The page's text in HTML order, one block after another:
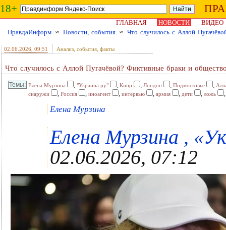
18+
ГЛАВНАЯ НОВОСТИ
ВИДЕО
ПравдаИнформ ≈ Новости, события ≈ Что случилось с Аллой
02.06.2026 , 09:51 Анализ, события, факты
Что случилось с Аллой Пугачёвой? Фиктивные браки и
Елена Мурзина , "Украина.ру" , Кипр , Лондон , Подмосковье ,
снаружи
, Россия , иноагент , интервью , армия , дети , ложь
Елена Мурзина
Елена Мурзина ,
02.06.2026, 07:12